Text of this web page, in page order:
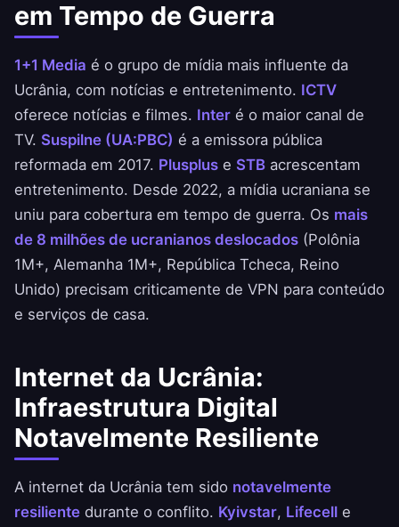
em Tempo de Guerra
1+1 Media é o grupo de mídia mais influente da
Ucrânia, com notícias e entretenimento. ICTV
oferece notícias e filmes. Inter é o maior canal de
TV. Suspilne (UA:PBC) é a emissora pública
reformada em 2017. Plusplus e STB acrescentam
entretenimento. Desde 2022, a mídia ucraniana se
uniu para cobertura em tempo de guerra. Os mais
de 8 milhões de ucranianos deslocados (Polônia
1M+, Alemanha 1M+, República Tcheca, Reino
Unido) precisam criticamente de VPN para conteúdo
e serviços de casa.
Internet da Ucrânia:
Infraestrutura Digital
Notavelmente Resiliente
A internet da Ucrânia tem sido notavelmente
resiliente durante o conflito. Kyivstar, Lifecell e